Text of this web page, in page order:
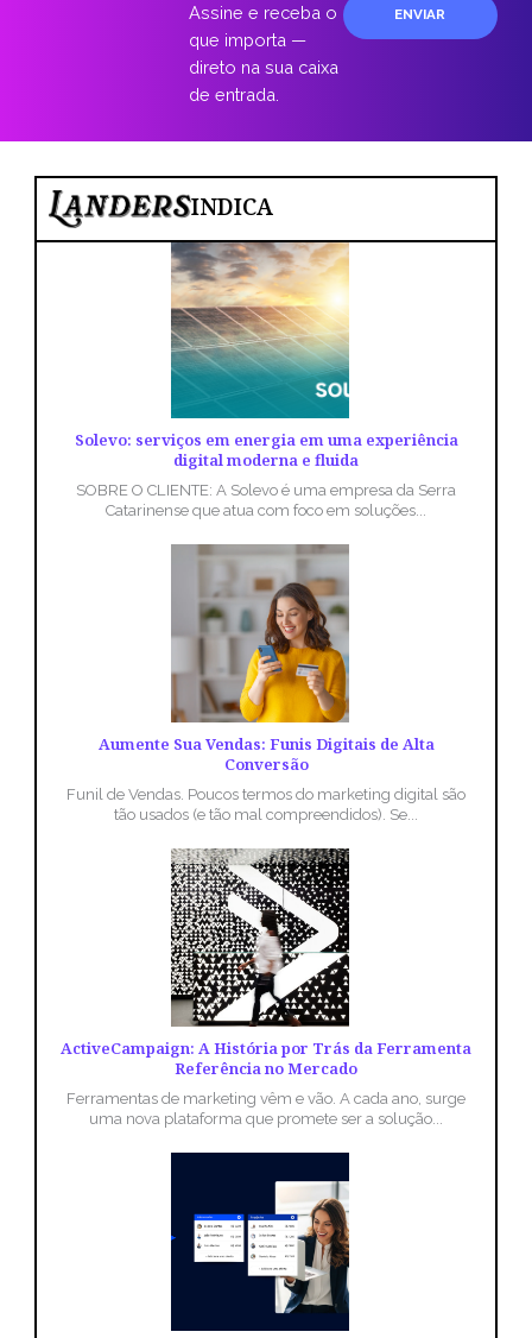
Assine e receba o
que importa —
direto na sua caixa
de entrada.
ENVIAR
INDICA
Solevo: serviços em energia em uma experiência
digital moderna e fluida
SOBRE O CLIENTE: A Solevo é uma empresa da Serra
Catarinense que atua com foco em soluções...
Aumente Sua Vendas: Funis Digitais de Alta
Conversão
Funil de Vendas. Poucos termos do marketing digital são
tão usados (e tão mal compreendidos). Se...
ActiveCampaign: A História por Trás da Ferramenta
Referência no Mercado
Ferramentas de marketing vêm e vão. A cada ano, surge
uma nova plataforma que promete ser a solução...